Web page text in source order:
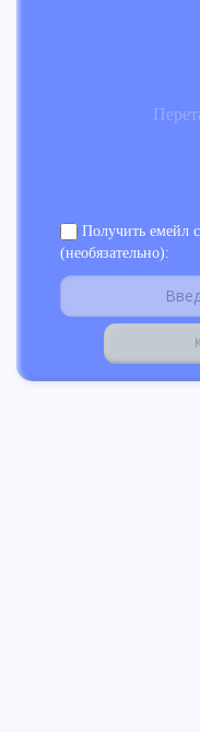
Получить емейл
(необязательно):